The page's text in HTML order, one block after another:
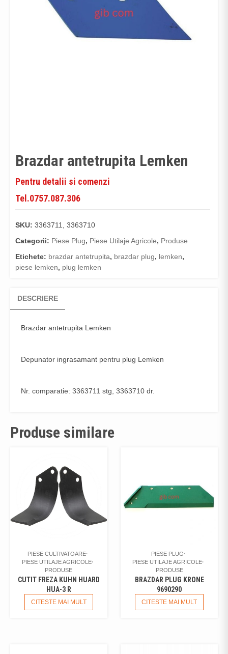
Brazdar antetrupita Lemken
Pentru detalii si comenzi
Tel.0757.087.306
SKU: 3363711, 3363710
Categorii: Piese Plug, Piese Utilaje Agricole, Produse
Etichete: brazdar antetrupita, brazdar plug, lemken,
piese lemken, plug lemken
DESCRIERE
Brazdar antetrupita Lemken
Depunator ingrasamant pentru plug Lemken
Nr. comparatie: 3363711 stg, 3363710 dr.
Produse similare
PIESE CULTIVATOARE
PIESE UTILAJE AGRICOLE
PRODUSE
CUTIT FREZA KUHN HUARD
HUA-3 R
CITESTE MAI MULT
PIESE PLUG
PIESE UTILAJE AGRICOLE
PRODUSE
BRAZDAR PLUG KRONE
9690290
CITESTE MAI MULT